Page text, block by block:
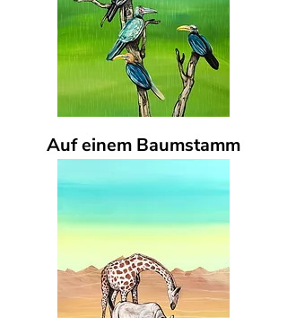
Auf einem Baumstamm